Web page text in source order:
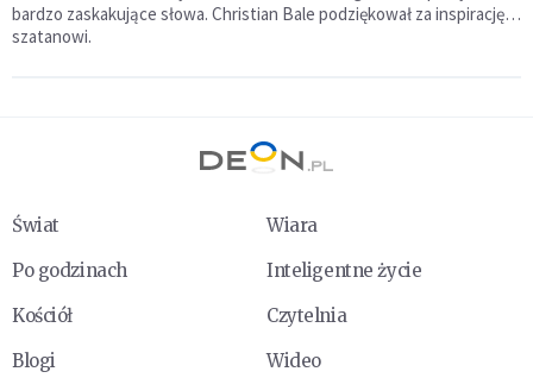
bardzo zaskakujące słowa. Christian Bale podziękował za inspirację…
szatanowi.
Świat
Wiara
Po godzinach
Inteligentne życie
Kościół
Czytelnia
Blogi
Wideo